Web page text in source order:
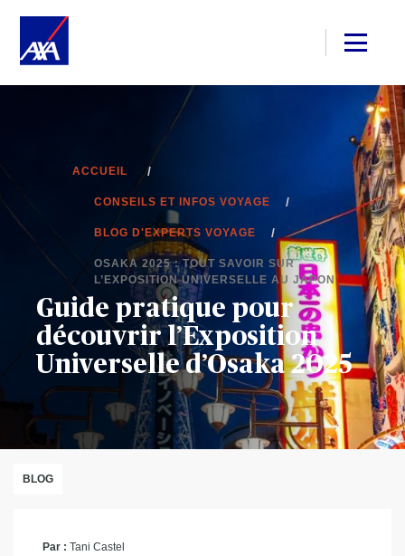
ACCUEIL
CONSEILS ET INFOS VOYAGE
BLOG D'EXPERTS VOYAGE
OSAKA 2025 : TOUT SAVOIR SUR
L’EXPOSITION UNIVERSELLE AU JAPON
Guide pratique pour
découvrir l’Exposition
Universelle d’Osaka 2025
BLOG
Par : Tani Castel